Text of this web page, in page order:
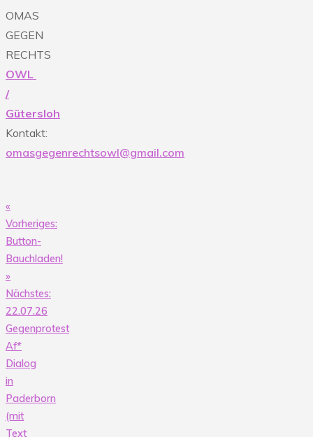
OMAS
GEGEN
RECHTS
OWL
/
Gütersloh
Kontakt:
omasgegenrechtsowl@gmail.com
Beitragsnavigation
«
Vorheriges:
Button-
Bauchladen!
»
Nächstes:
22.07.26
Gegenprotest
Af*
Dialog
in
Paderborn
(mit
Text